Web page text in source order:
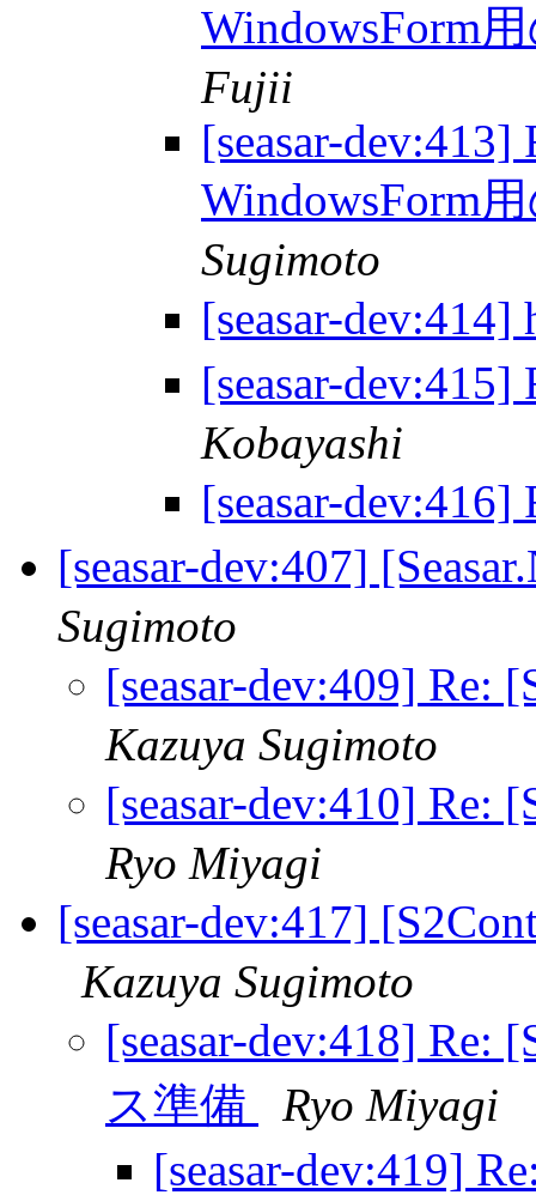
WindowsForm
Fujii
[seasar-
WindowsForm
Sugimoto
[seasar-
[seasar-
Kobayashi
[seasar-
[seasar-dev:407]
Sugimoto
[seasar-dev:409] Re:
Kazuya Sugimoto
[seasar-dev:410] Re:
Ryo Miyagi
[seasar-dev:417]
Kazuya Sugimoto
[seasar-dev:418] Re:
ス準備
Ryo Miyagi
[seasar-dev:419]